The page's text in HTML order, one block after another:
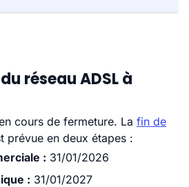
réseau ADSL à
cours de fermeture. La fin de
prévue en deux étapes :
: 31/01/2026
: 31/01/2027